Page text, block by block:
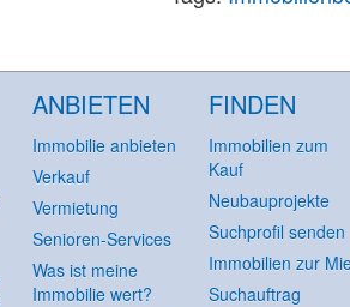
ANBIETEN
Immobilie anbieten
Verkauf
Vermietung
Senioren-Services
Was ist meine
Immobilie wert?
FINDEN
Immobilien zum
Kauf
Neubauprojekte
Suchprofil senden
Immobilien zur
Suchauftrag